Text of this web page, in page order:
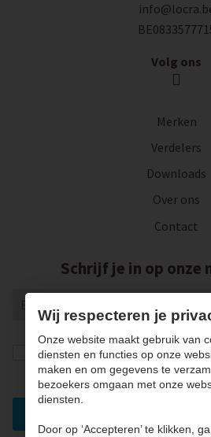
Volg ons
Merken
Verdelers
Downloads
Over ons
Contact
Schrijf je in op onze
Ik geef de toestemming om
bewaren en verwerken zoals
privacy statement. *
Wij respecteren je
Onze website maakt gebruik van
diensten en functies op onze
maken en om gegevens te
bezoekers omgaan met onze
diensten.
Door op ‘Accepteren’ te klikken,